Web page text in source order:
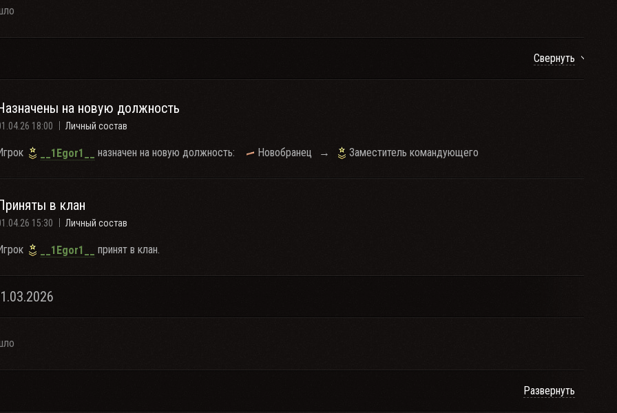
Свернуть
на новую должность
18:00 Личный состав
__1Egor1__ назначен на новую должность: Новобранец → Заместитель командующего
в клан
15:30 Личный состав
__1Egor1__ принят в клан.
Развернуть